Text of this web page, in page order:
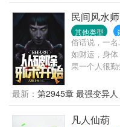
男主们：招惹
吗？男主们怎
走一步看一步
活”，谁也别
情况有些不太
多，还越来越
民间风水
其他类型
俗话说，一
如财运，身
果一个人很
运，想不想暴
看……
最新： 第2945章 最强变异人
凡人仙葫